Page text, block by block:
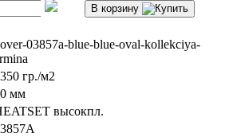
В корзину
03857a-blue-blue-oval-kollekciya-
гр./м2
мм
высокпл.